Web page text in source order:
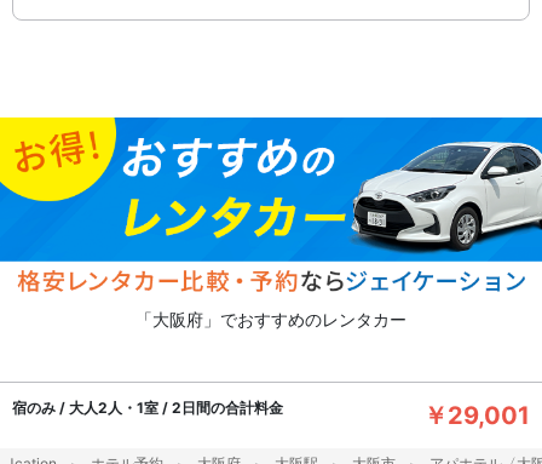
「大阪府」でおすすめのレンタカー
宿のみ / 大人2人・1室 / 2日間の合計料金 ￥29,001